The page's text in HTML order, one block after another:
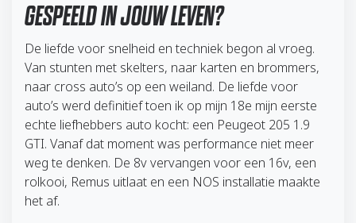
GESPEELD IN JOUW LEVEN?
De liefde voor snelheid en techniek begon al vroeg.
Van stunten met skelters, naar karten en brommers,
naar cross auto’s op een weiland. De liefde voor
auto’s werd definitief toen ik op mijn 18e mijn eerste
echte liefhebbers auto kocht: een Peugeot 205 1.9
GTI. Vanaf dat moment was performance niet meer
weg te denken. De 8v vervangen voor een 16v, een
rolkooi, Remus uitlaat en een NOS installatie maakte
het af.